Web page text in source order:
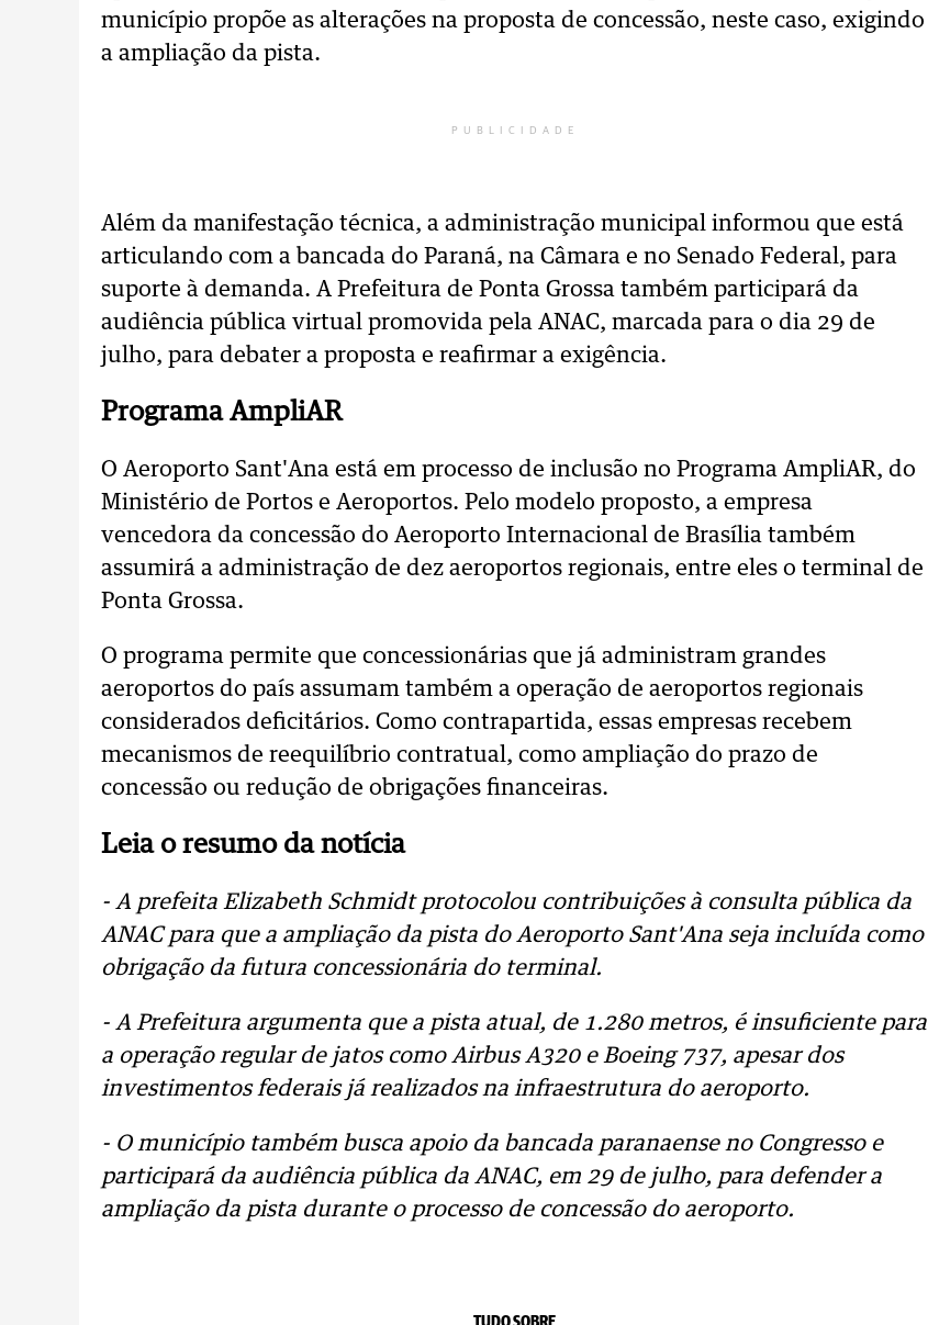
município propõe as alterações na proposta de concessão, neste caso, exigindo
a ampliação da pista.
PUBLICIDADE
Além da manifestação técnica, a administração municipal informou que está
articulando com a bancada do Paraná, na Câmara e no Senado Federal, para
suporte à demanda. A Prefeitura de Ponta Grossa também participará da
audiência pública virtual promovida pela ANAC, marcada para o dia 29 de
julho, para debater a proposta e reafirmar a exigência.
Programa AmpliAR
O Aeroporto Sant'Ana está em processo de inclusão no Programa AmpliAR, do
Ministério de Portos e Aeroportos. Pelo modelo proposto, a empresa
vencedora da concessão do Aeroporto Internacional de Brasília também
assumirá a administração de dez aeroportos regionais, entre eles o terminal de
Ponta Grossa.
O programa permite que concessionárias que já administram grandes
aeroportos do país assumam também a operação de aeroportos regionais
considerados deficitários. Como contrapartida, essas empresas recebem
mecanismos de reequilíbrio contratual, como ampliação do prazo de
concessão ou redução de obrigações financeiras.
Leia o resumo da notícia
- A prefeita Elizabeth Schmidt protocolou contribuições à consulta pública da
ANAC para que a ampliação da pista do Aeroporto Sant'Ana seja incluída como
obrigação da futura concessionária do terminal.
- A Prefeitura argumenta que a pista atual, de 1.280 metros, é insuficiente para
a operação regular de jatos como Airbus A320 e Boeing 737, apesar dos
investimentos federais já realizados na infraestrutura do aeroporto.
- O município também busca apoio da bancada paranaense no Congresso e
participará da audiência pública da ANAC, em 29 de julho, para defender a
ampliação da pista durante o processo de concessão do aeroporto.